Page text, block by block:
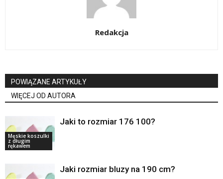
Redakcja
POWIĄZANE ARTYKUŁY
WIĘCEJ OD AUTORA
Męskie koszulki
z długim
rękawem
Jaki to rozmiar 176 100?
Jaki rozmiar bluzy na 190 cm?